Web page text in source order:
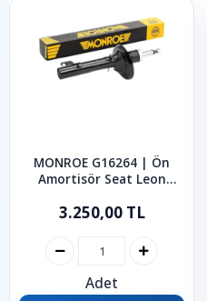
MONROE G16264 | Ön
Amortisör Seat Leon
3.250,00 TL
Adet